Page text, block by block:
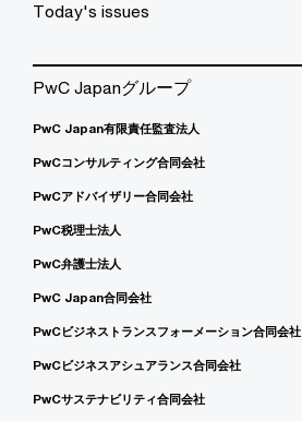
Today's issues
PwC Japanグループ
PwC Japan有限責任監査法人
PwCコンサルティング合同会社
PwCアドバイザリー合同会社
PwC税理士法人
PwC弁護士法人
PwC Japan合同会社
PwCビジネストランスフォーメーション合同会社
PwCビジネスアシュアランス合同会社
PwCサステナビリティ合同会社